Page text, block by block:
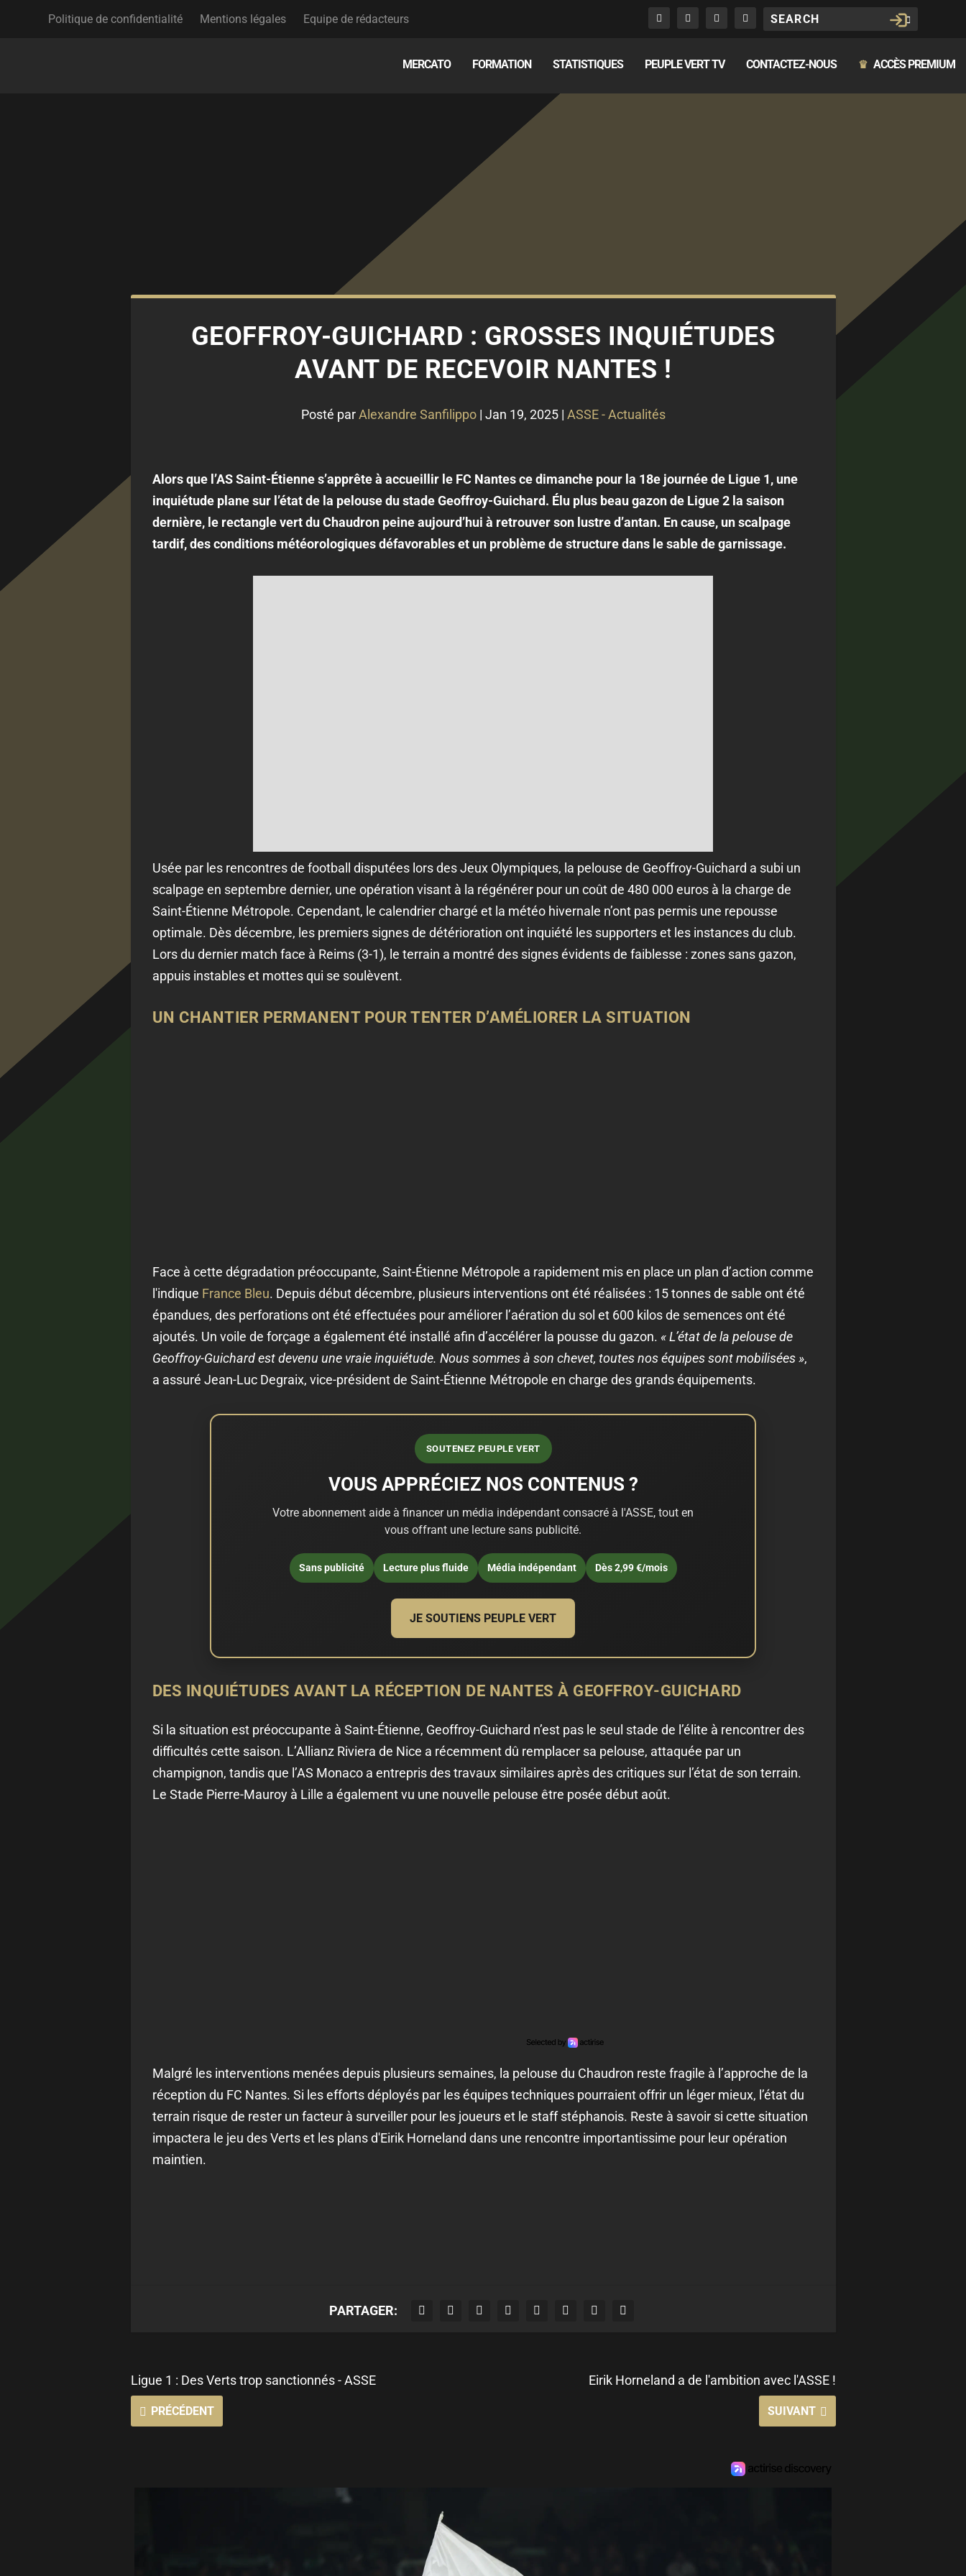
Politique de confidentialité Mentions légales Equipe de rédacteurs
MERCATO FORMATION STATISTIQUES PEUPLE VERT TV CONTACTEZ-NOUS ♛ ACCÈS PREMIUM
GEOFFROY-GUICHARD : GROSSES INQUIÉTUDES
AVANT DE RECEVOIR NANTES !
Posté parAlexandre Sanfilippo| Jan 19, 2025| ASSE - Actualités
Alors que l’AS Saint-Étienne s’apprête à accueillir le FC Nantes ce dimanche pour la 18e journée de Ligue 1, une
inquiétude plane sur l’état de la pelouse du stade Geoffroy-Guichard. Élu plus beau gazon de Ligue 2 la saison
dernière, le rectangle vert du Chaudron peine aujourd’hui à retrouver son lustre d’antan. En cause, un scalpage
tardif, des conditions météorologiques défavorables et un problème de structure dans le sable de garnissage.
Usée par les rencontres de football disputées lors des Jeux Olympiques, la pelouse de Geoffroy-Guichard a subi un
scalpage en septembre dernier, une opération visant à la régénérer pour un coût de 480 000 euros à la charge de
Saint-Étienne Métropole. Cependant, le calendrier chargé et la météo hivernale n’ont pas permis une repousse
optimale. Dès décembre, les premiers signes de détérioration ont inquiété les supporters et les instances du club.
Lors du dernier match face à Reims (3-1), le terrain a montré des signes évidents de faiblesse : zones sans gazon,
appuis instables et mottes qui se soulèvent.
UN CHANTIER PERMANENT POUR TENTER D’AMÉLIORER LA SITUATION
Face à cette dégradation préoccupante, Saint-Étienne Métropole a rapidement mis en place un plan d’action comme
l'indique France Bleu. Depuis début décembre, plusieurs interventions ont été réalisées : 15 tonnes de sable ont été
épandues, des perforations ont été effectuées pour améliorer l’aération du sol et 600 kilos de semences ont été
ajoutés. Un voile de forçage a également été installé afin d’accélérer la pousse du gazon. « L’état de la pelouse de
Geoffroy-Guichard est devenu une vraie inquiétude. Nous sommes à son chevet, toutes nos équipes sont mobilisées »,
a assuré Jean-Luc Degraix, vice-président de Saint-Étienne Métropole en charge des grands équipements.
SOUTENEZ PEUPLE VERT
VOUS APPRÉCIEZ NOS CONTENUS ?
Votre abonnement aide à financer un média indépendant consacré à l'ASSE, tout en
vous offrant une lecture sans publicité.
Sans publicité Lecture plus fluide Média indépendant Dès 2,99 €/mois
JE SOUTIENS PEUPLE VERT
DES INQUIÉTUDES AVANT LA RÉCEPTION DE NANTES À GEOFFROY-GUICHARD
Si la situation est préoccupante à Saint-Étienne, Geoffroy-Guichard n’est pas le seul stade de l’élite à rencontrer des
difficultés cette saison. L’Allianz Riviera de Nice a récemment dû remplacer sa pelouse, attaquée par un
champignon, tandis que l’AS Monaco a entrepris des travaux similaires après des critiques sur l’état de son terrain.
Le Stade Pierre-Mauroy à Lille a également vu une nouvelle pelouse être posée début août.
Malgré les interventions menées depuis plusieurs semaines, la pelouse du Chaudron reste fragile à l’approche de la
réception du FC Nantes. Si les efforts déployés par les équipes techniques pourraient offrir un léger mieux, l’état du
terrain risque de rester un facteur à surveiller pour les joueurs et le staff stéphanois. Reste à savoir si cette situation
impactera le jeu des Verts et les plans d'Eirik Horneland dans une rencontre importantissime pour leur opération
maintien.
PARTAGER:
Ligue 1 : Des Verts trop sanctionnés - ASSE
PRÉCÉDENT
Eirik Horneland a de l'ambition avec l'ASSE !
SUIVANT